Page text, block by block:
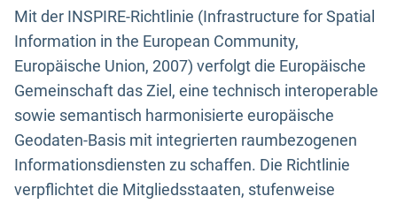
Mit der INSPIRE-Richtlinie (Infrastructure for Spatial
Information in the European Community,
Europäische Union, 2007) verfolgt die Europäische
Gemeinschaft das Ziel, eine technisch interoperable
sowie semantisch harmonisierte europäische
Geodaten-Basis mit integrierten raumbezogenen
Informationsdiensten zu schaffen. Die Richtlinie
verpflichtet die Mitgliedsstaaten, stufenweise